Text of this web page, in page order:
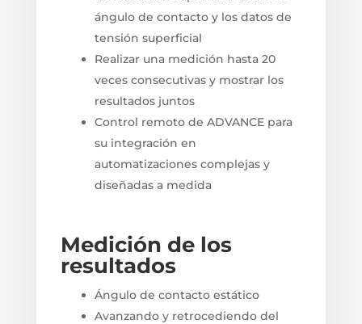
ángulo de contacto y los datos de
tensión superficial
Realizar una medición hasta 20
veces consecutivas y mostrar los
resultados juntos
Control remoto de ADVANCE para
su integración en
automatizaciones complejas y
diseñadas a medida
Medición de los
resultados
Ángulo de contacto estático
Avanzando y retrocediendo del